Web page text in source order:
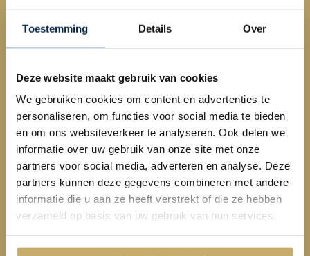
Toestemming Details Over
Deze website maakt gebruik van cookies
We gebruiken cookies om content en advertenties te
personaliseren, om functies voor social media te bieden
en om ons websiteverkeer te analyseren. Ook delen we
informatie over uw gebruik van onze site met onze
partners voor social media, adverteren en analyse. Deze
partners kunnen deze gegevens combineren met andere
informatie die u aan ze heeft verstrekt of die ze hebben
verzameld op basis van uw gebruik van hun services.
EXCLUSIEF WONEN
Rietgedekte woning
Vakantiehuizen in het buitenland